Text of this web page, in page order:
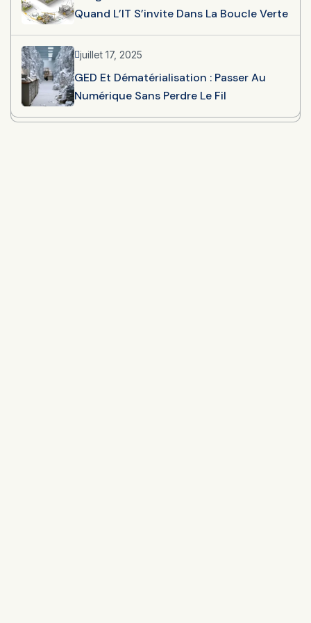
Quand L’IT S’invite Dans La Boucle Verte
juillet 17, 2025
GED Et Dématérialisation : Passer Au
Numérique Sans Perdre Le Fil